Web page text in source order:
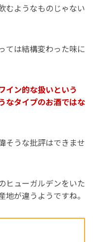
むようなものじゃない
ては結構変わった味に
イン的な扱いという
なタイプのお酒ではな
そうな批評はできませ
ヒューガルデンをいた
が違うようですね。